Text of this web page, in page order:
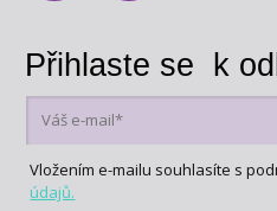
Přihlaste se k
Vložením e-mailu souhlasíte s
údajů.